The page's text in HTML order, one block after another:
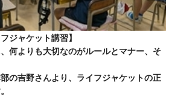
ジャケット講習】
何よりも大切なのがルールとマナー、そ
の吉野さんより、ライフジャケットの正